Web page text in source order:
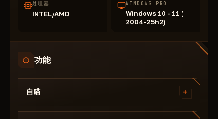
处理器
INTEL/AMD
WINDOWS PRO
Windows 10 - 11 (
2004-25h2)
功能
自瞄 +
启用自动瞄准 - 启用自动瞄准